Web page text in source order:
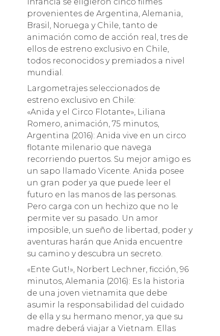
provenientes de Argentina, Alemania,
Brasil, Noruega y Chile, tanto de
animación como de acción real, tres de
ellos de estreno exclusivo en Chile,
todos reconocidos y premiados a nivel
mundial.
Largometrajes seleccionados de
estreno exclusivo en Chile:
«Anida y el Circo Flotante», Liliana
Romero, animación, 75 minutos,
Argentina (2016): Anida vive en un circo
flotante milenario que navega
recorriendo puertos. Su mejor amigo es
un sapo llamado Vicente. Anida posee
un gran poder ya que puede leer el
futuro en las manos de las personas.
Pero carga con un hechizo que no le
permite ver su pasado. Un amor
imposible, un sueño de libertad, poder y
aventuras harán que Anida encuentre
su camino y descubra un secreto.
«Ente Gut!», Norbert Lechner, ficción, 96
minutos, Alemania (2016): Es la historia
de una joven vietnamita que debe
asumir la responsabilidad del cuidado
de ella y su hermano menor, ya que su
madre deberá viajar a Vietnam. Ellas